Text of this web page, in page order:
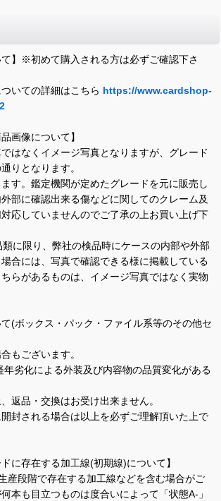
て】※初めて購入される方は必ずご確認下さ
いての詳細はこちら https://www.cardshop-
画像について】
はなくイメージ写真となりますが、グレード
りとなります。
す。鑑定機関が定めたグレードを元に販売し
部に確認出来る傷などに関してのクレーム及
応していませんのでご了承の上お買い上げ下
に限り、弊社の検品時にケースの内部や外部
合には、写真で確認できる様に掲載している
らがあるものは、イメージ写真ではなく実物
て(ボックス・パック・ファイル系等のその他セ
もございます。
年劣化による外装及び内容物の品質変化がある
返品・交換はお受け出来ません。
封される場合は以上を必ずご理解頂いた上で
に存在する加工線(初期線)について】
産段階で存在する加工線などを含む場合がご
本も目立つものは度合いによって「状態A-」